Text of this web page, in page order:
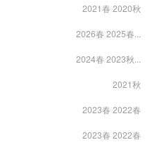
2021春 2020秋
2026春 2025春...
2024春 2023秋...
2021秋
2023春 2022春
2023春 2022春